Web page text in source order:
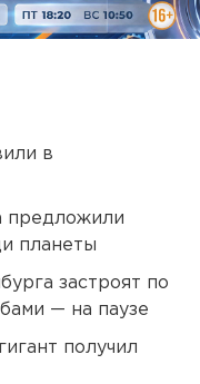
в
предложили
планеты
застроят по
— на паузе
получил